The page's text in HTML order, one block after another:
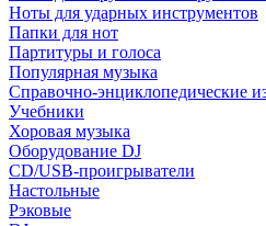
Ноты для ударных инструментов
Папки для нот
Партитуры и голоса
Популярная музыка
Справочно-энциклопедические
Учебники
Хоровая музыка
Оборудование DJ
CD/USB-проигрыватели
Настольные
Рэковые